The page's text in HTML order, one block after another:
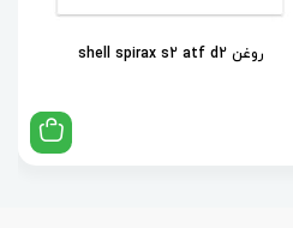
روغن shell spirax s2 atf d2